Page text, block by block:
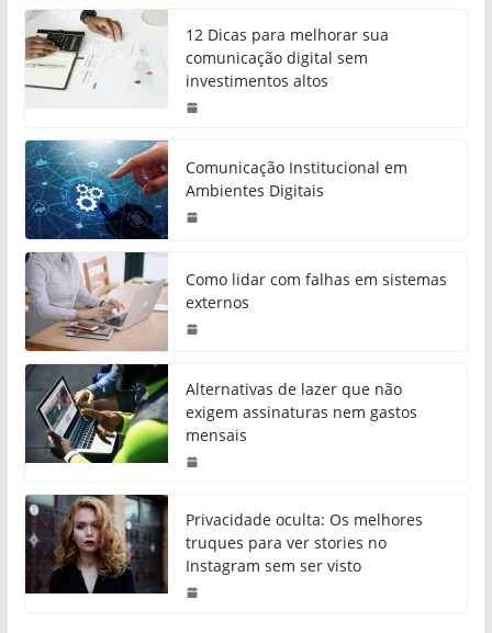
12 Dicas para melhorar sua
comunicação digital sem
investimentos altos
Comunicação Institucional em
Ambientes Digitais
Como lidar com falhas em sistemas
externos
Alternativas de lazer que não
exigem assinaturas nem gastos
mensais
Privacidade oculta: Os melhores
truques para ver stories no
Instagram sem ser visto